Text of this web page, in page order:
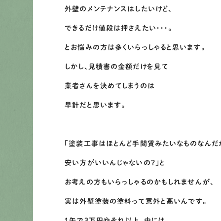
外壁のメンテナンスはしたいけど、
できるだけ値段は押さえたい・・・。
とお悩みの方は多くいらっしゃると思います。
しかし、見積書の金額だけを見て
業者さんを決めてしまうのは
早計だと思います。
「塗装工事はほとんど手間賃みたいなものなんだ
安い方がいいんじゃないの？」と
お考えの方もいらっしゃるのかもしれませんが、
実は外壁塗装の塗料って意外と高いんです。